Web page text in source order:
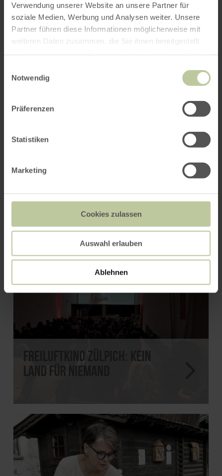
Verwendung unserer Website an unsere Partner für
soziale Medien, Werbung und Analysen weiter. Unsere
Partner führen diese Informationen möglicherweise mit
weiteren Daten zusammen, die Sie ihnen bereitgestellt
Notwendig
Präferenzen
Statistiken
Marketing
Cookies zulassen
Auswahl erlauben
Ablehnen
Weitere Veranstaltungen
Halloween auf Burg Satzvey
24.10. - 31.10.2026
Freiluftkino Zülpich: Kein
Land für Niemand